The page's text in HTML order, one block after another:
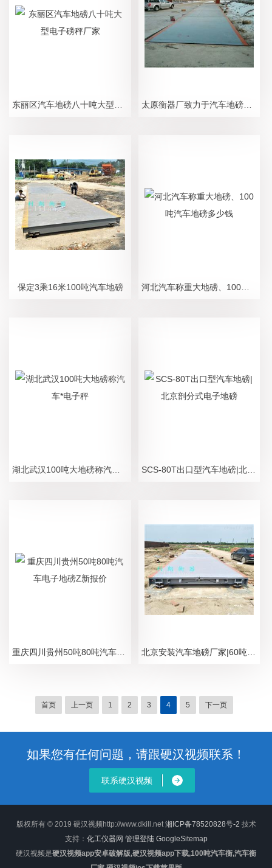
保定3乘16米100吨汽车地磅
首页 上一页 1 2 3 4 5 下一页
如果您有任何问题，请跟硬汉视频联系！
联系硬汉视频
版权所有 © 2019 硬汉视频http://www.dkill.net湘ICP备78520828号-2 技术
支持： 化工仪器网 管理登陆 GoogleSitemap
硬汉视频是硬汉视频app安卓破解版,硬汉视频app下载,100吨汽车衡,汽车衡